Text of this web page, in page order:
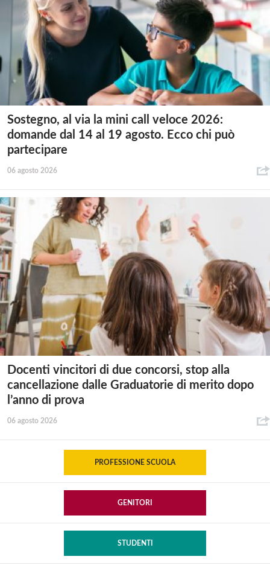
Sostegno, al via la mini call veloce 2026:
domande dal 14 al 19 agosto. Ecco chi può
partecipare
06 agosto 2026
Docenti vincitori di due concorsi, stop alla
cancellazione dalle Graduatorie di merito dopo
l’anno di prova
06 agosto 2026
PROFESSIONE SCUOLA
GENITORI
STUDENTI